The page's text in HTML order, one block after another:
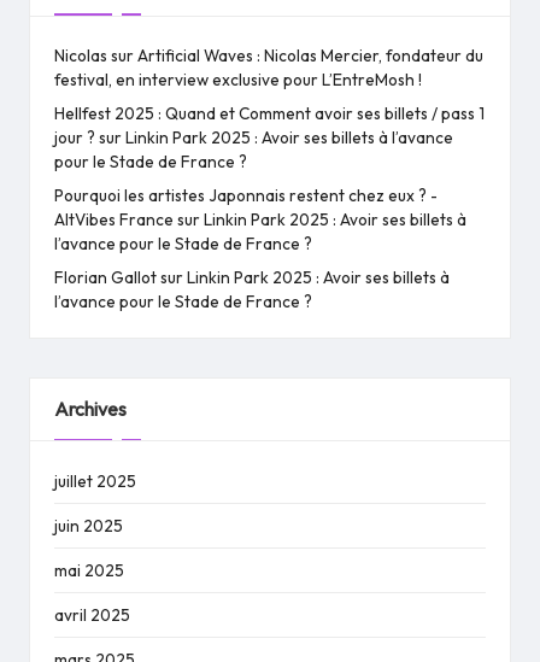
Nicolas surArtificial Waves : Nicolas Mercier, fondateur du
festival, en interview exclusive pour L’EntreMosh !
Hellfest 2025 : Quand et Comment avoir ses billets / pass 1
jour ? surLinkin Park 2025 : Avoir ses billets à l’avance
pour le Stade de France ?
Pourquoi les artistes Japonnais restent chez eux ? -
AltVibes France surLinkin Park 2025 : Avoir ses billets à
l’avance pour le Stade de France ?
Florian GallotsurLinkin Park 2025 : Avoir ses billets à
l’avance pour le Stade de France ?
Archives
juillet 2025
juin 2025
mai 2025
avril 2025